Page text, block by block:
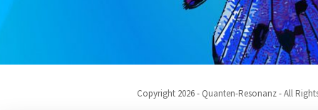
Copyright 2026 - Quanten-Resonanz - All